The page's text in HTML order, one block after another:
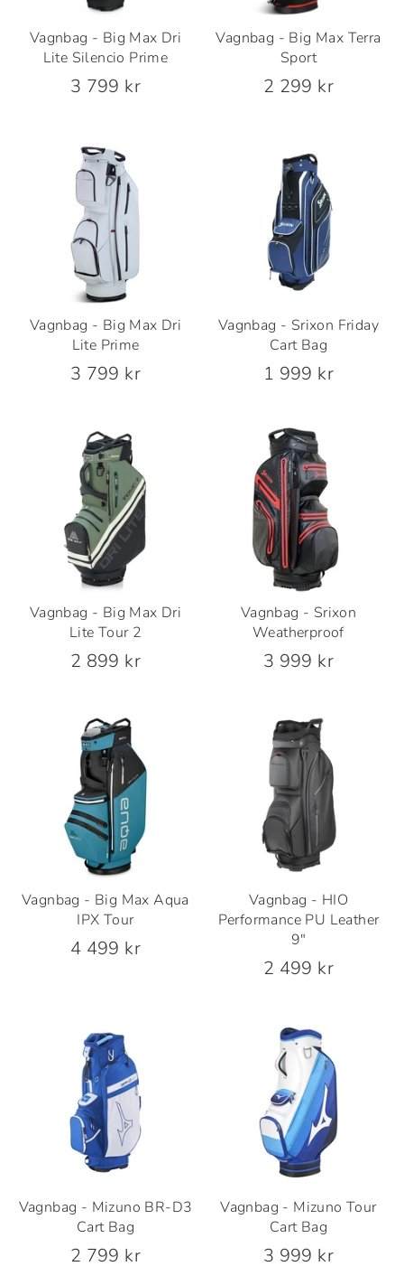
Vagnbag - Big Max Dri
Lite Silencio Prime
3 799 kr
Vagnbag - Big Max Terra
Sport
2 299 kr
Vagnbag - Big Max Dri
Lite Prime
3 799 kr
Vagnbag - Srixon Friday
Cart Bag
1 999 kr
Vagnbag - Big Max Dri
Lite Tour 2
2 899 kr
Vagnbag - Srixon
Weatherproof
3 999 kr
Vagnbag - Big Max Aqua
IPX Tour
4 499 kr
Vagnbag - HIO
Performance PU Leather
9"
2 499 kr
Vagnbag - Mizuno BR-D3
Cart Bag
2 799 kr
Vagnbag - Mizuno Tour
Cart Bag
3 999 kr